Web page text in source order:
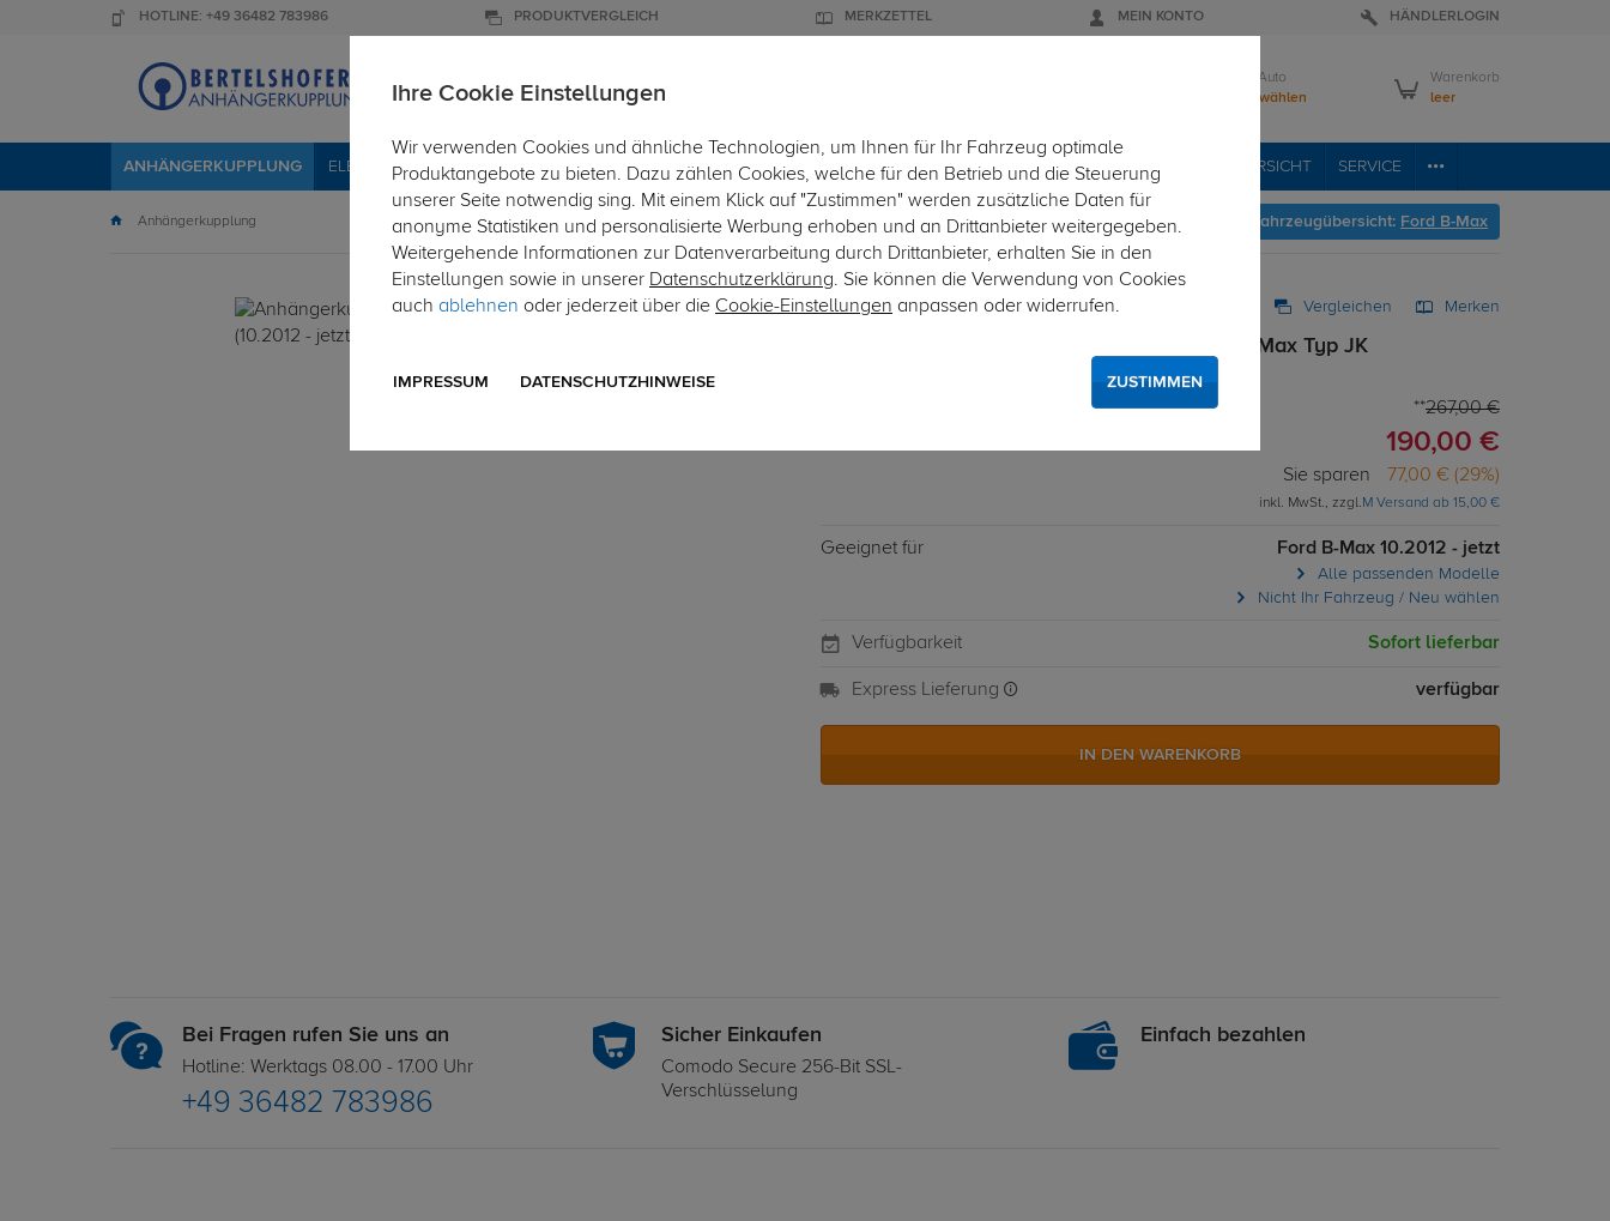
HOTLINE: +49 36482 783986 PRODUKTVERGLEICH MERKZETTEL MEIN KONTO HÄNDLERLOGIN
Mein Auto
Bitte wählen
Warenkorb
leer
ANHÄNGERKUPPLUNG ELEKTROSÄTZE DACHTRÄGER DACHBOXEN FAHRRADTRÄGER ZUBEHÖR EINBAUSERVICE FAHRZEUGÜBERSICHT SERVICE
Anhängerkupplung Hier geht's zur Fahrzeugübersicht: Ford B-Max
Art.-Nr. sFO290-1 Vergleichen Merken
Auto Hak Anhängerkupplung starr für Ford B-Max Typ JK
267,00 €
190,00 €
Sie sparen 77,00 € (29%)
inkl. MwSt., zzgl.M Versand ab 15,00 €
Geeignet für Ford B-Max 10.2012 - jetzt
Alle passenden Modelle
Nicht Ihr Fahrzeug / Neu wählen
Verfügbarkeit Sofort lieferbar
Express Lieferung verfügbar
IN DEN WARENKORB
Bei Fragen rufen Sie uns an
Hotline: Werktags 08.00 - 17.00 Uhr
+49 36482 783986
Sicher Einkaufen
Comodo Secure 256-Bit SSL-
Verschlüsselung
Einfach bezahlen
Ihre Cookie Einstellungen
Wir verwenden Cookies und ähnliche Technologien, um Ihnen für Ihr Fahrzeug optimale
Produktangebote zu bieten. Dazu zählen Cookies, welche für den Betrieb und die Steuerung
unserer Seite notwendig sing. Mit einem Klick auf "Zustimmen" werden zusätzliche Daten für
anonyme Statistiken und personalisierte Werbung erhoben und an Drittanbieter weitergegeben.
Weitergehende Informationen zur Datenverarbeitung durch Drittanbieter, erhalten Sie in den
Einstellungen sowie in unserer Datenschutzerklärung. Sie können die Verwendung von Cookies
auch ablehnen oder jederzeit über die Cookie-Einstellungen anpassen oder widerrufen.
IMPRESSUM DATENSCHUTZHINWEISE ZUSTIMMEN